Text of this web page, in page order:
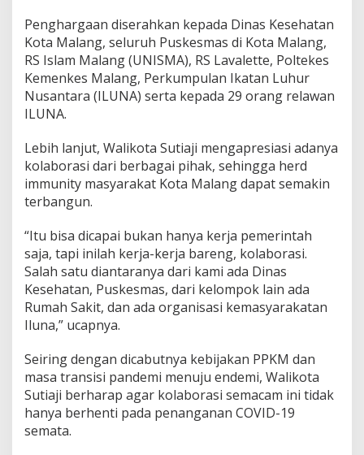
p
a
d
a
I
n
n
s
i
a
w
a
n
a
s
Penghargaan diserahkan kepada Dinas Kesehatan
Kota Malang, seluruh Puskesmas di Kota Malang,
RS Islam Malang (UNISMA), RS Lavalette, Poltekes
Kemenkes Malang, Perkumpulan Ikatan Luhur
Nusantara (ILUNA) serta kepada 29 orang relawan
ILUNA.
Lebih lanjut, Walikota Sutiaji mengapresiasi adanya
kolaborasi dari berbagai pihak, sehingga herd
immunity masyarakat Kota Malang dapat semakin
terbangun.
“Itu bisa dicapai bukan hanya kerja pemerintah
saja, tapi inilah kerja-kerja bareng, kolaborasi.
Salah satu diantaranya dari kami ada Dinas
Kesehatan, Puskesmas, dari kelompok lain ada
Rumah Sakit, dan ada organisasi kemasyarakatan
Iluna,” ucapnya.
Seiring dengan dicabutnya kebijakan PPKM dan
masa transisi pandemi menuju endemi, Walikota
Sutiaji berharap agar kolaborasi semacam ini tidak
hanya berhenti pada penanganan COVID-19
semata.